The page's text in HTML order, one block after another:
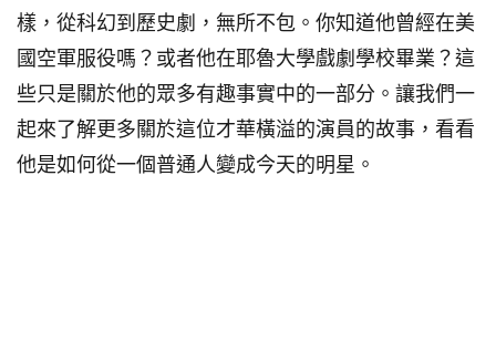
樣，從科幻到歷史劇，無所不包。你知道他曾經在美
國空軍服役嗎？或者他在耶魯大學戲劇學校畢業？這
些只是關於他的眾多有趣事實中的一部分。讓我們一
起來了解更多關於這位才華橫溢的演員的故事，看看
他是如何從一個普通人變成今天的明星。